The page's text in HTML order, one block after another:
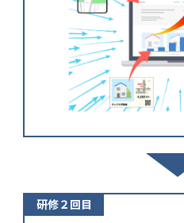
研修２回目